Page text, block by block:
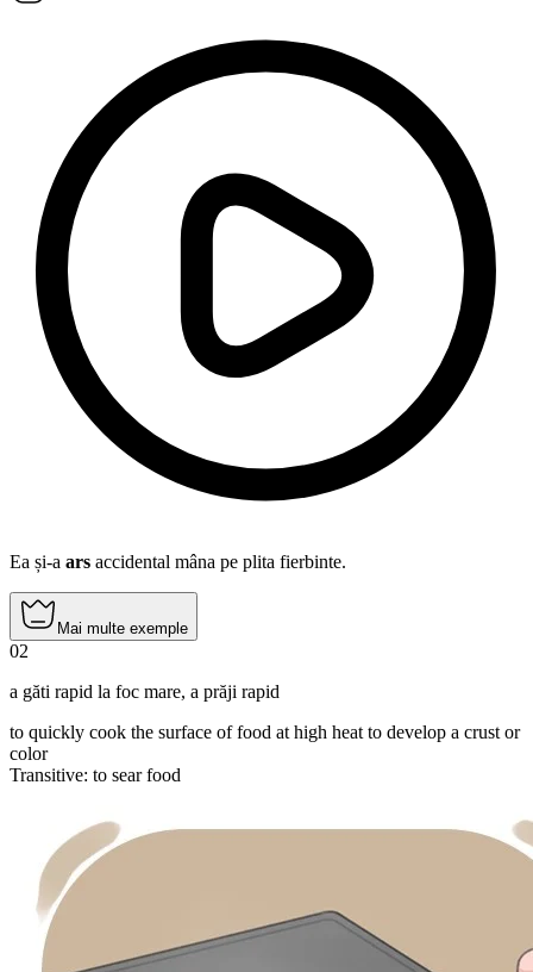
Ea și-a ars accidental mâna pe plita fierbinte.
Mai multe exemple
02
a găti rapid la foc mare, a prăji rapid
to quickly cook the surface of food at high heat to develop a crust or
color
Transitive: to searfood